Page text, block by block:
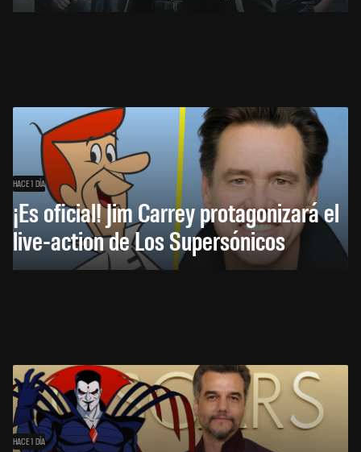
HACE 1 DÍA
¡Es oficial! Jim Carrey protagonizará el
live-action de Los Supersónicos
HACE 1 DÍA